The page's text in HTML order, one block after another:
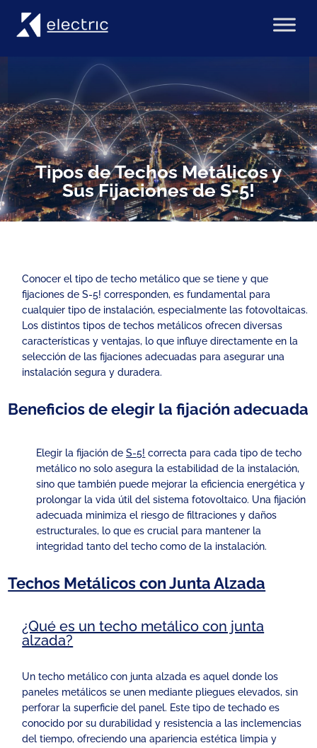
Tipos de Techos Metálicos y
Sus Fijaciones de S-5!
Conocer el tipo de techo metálico que se tiene y que
fijaciones de S-5! corresponden, es fundamental para
cualquier tipo de instalación, especialmente las fotovoltaicas.
Los distintos tipos de techos metálicos ofrecen diversas
características y ventajas, lo que influye directamente en la
selección de las fijaciones adecuadas para asegurar una
instalación segura y duradera.
Beneficios de elegir la fijación adecuada
Elegir la fijación deS-5! correcta para cada tipo de techo
metálico no solo asegura la estabilidad de la instalación,
sino que también puede mejorar la eficiencia energética y
prolongar la vida útil del sistema fotovoltaico. Una fijación
adecuada minimiza el riesgo de filtraciones y daños
estructurales, lo que es crucial para mantener la
integridad tanto del techo como de la instalación.
Techos Metálicos con Junta Alzada
¿Qué es un techo metálico con junta
alzada?
Un techo metálico con junta alzada es aquel donde los
paneles metálicos se unen mediante pliegues elevados, sin
perforar la superficie del panel. Este tipo de techado es
conocido por su durabilidad y resistencia a las inclemencias
del tiempo, ofreciendo una apariencia estética limpia y